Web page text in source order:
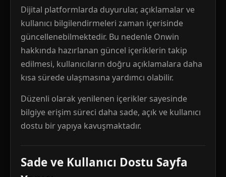
Dijital platformlarda duyurular, açıklamalar ve
kullanıcı bilgilendirmeleri zaman içerisinde
güncellenebilmektedir. Bu nedenle Onwin
hakkında hazırlanan güncel içeriklerin takip
edilmesi, kullanıcıların doğru açıklamalara daha
kısa sürede ulaşmasına yardımcı olabilir.
Düzenli olarak yenilenen içerikler sayesinde
bilgiye erişim süreci daha sade, açık ve kullanıcı
dostu bir yapıya kavuşmaktadır.
Sade ve Kullanıcı Dostu Sayfa